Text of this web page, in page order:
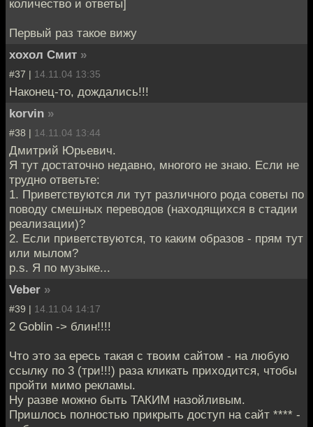
количество и ответы]
Первый раз такое вижу
хохол Смит »
#37 | 14.11.04 13:35
Наконец-то, дождались!!!
korvin »
#38 | 14.11.04 13:44
Дмитрий Юрьевич.
Я тут достаточно недавно, многого не знаю. Если не
трудно ответьте:
1. Приветствуются ли тут различного рода советы по
поводу смешных переводов (находящихся в стадии
реализации)?
2. Если приветствуются, то каким образов - прям тут
или мылом?
p.s. Я по музыке...
Veber »
#39 | 14.11.04 14:17
2 Goblin -> блин!!!!
Что это за ересь такая с твоим сайтом - на любую
ссылку по 3 (три!!!) раза кликать приходится, чтобы
пройти мимо рекламы.
Ну разве можно быть ТАКИМ назойливым.
Пришлось полностью прикрыть доступ на сайт **** -